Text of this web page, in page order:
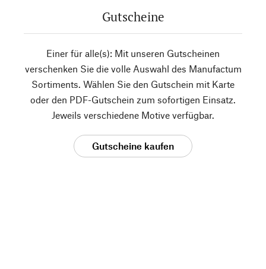
Gutscheine
Einer für alle(s): Mit unseren Gutscheinen
verschenken Sie die volle Auswahl des Manufactum
Sortiments. Wählen Sie den Gutschein mit Karte
oder den PDF-Gutschein zum sofortigen Einsatz.
Jeweils verschiedene Motive verfügbar.
Gutscheine kaufen